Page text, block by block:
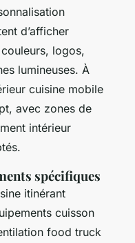
d’afficher
logos,
lumineuses. À
cuisine mobile
avec zones de
intérieur
spécifiques
itinérant
cuisson
food truck